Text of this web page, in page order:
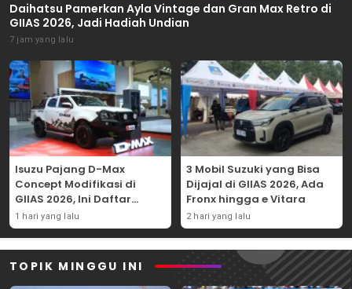
Daihatsu Pamerkan Ayla Vintage dan Gran Max Retro di
GIIAS 2026, Jadi Hadiah Undian
7 jam yang lalu
Isuzu Pajang D-Max
Concept Modifikasi di
GIIAS 2026, Ini Daftar
Ubahannya
1 hari yang lalu
3 Mobil Suzuki yang Bisa
Dijajal di GIIAS 2026, Ada
Fronx hingga e Vitara
2 hari yang lalu
TOPIK MINGGU INI